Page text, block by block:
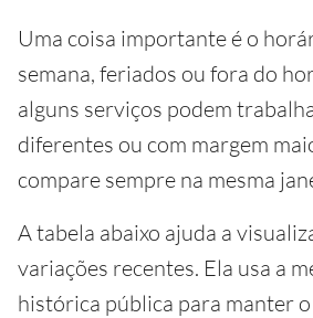
Uma coisa importante é o
semana, feriados ou fora do
alguns serviços podem
diferentes ou com margem
compare sempre na mesma
A tabela abaixo ajuda a
variações recentes. Ela usa a
histórica pública para manter